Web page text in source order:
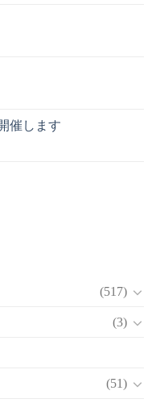
催します
(517)
(3)
(51)